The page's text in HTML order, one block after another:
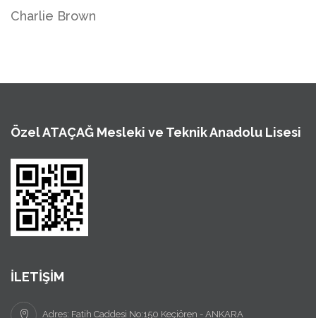
Charlie Brown
Özel ATAÇAĞ Mesleki ve Teknik Anadolu Lisesi
İLETİŞİM
Adres: Fatih Caddesi No:150 Keçiören - ANKARA